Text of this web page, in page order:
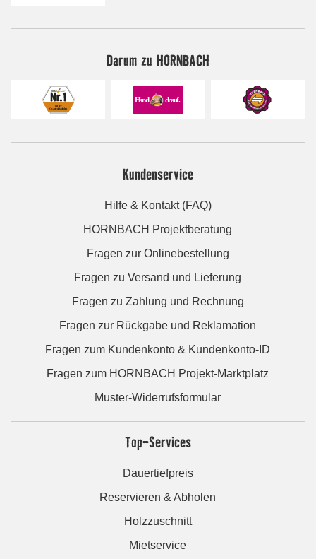
Darum zu HORNBACH
Kundenservice
Hilfe & Kontakt (FAQ)
HORNBACH Projektberatung
Fragen zur Onlinebestellung
Fragen zu Versand und Lieferung
Fragen zu Zahlung und Rechnung
Fragen zur Rückgabe und Reklamation
Fragen zum Kundenkonto & Kundenkonto-ID
Fragen zum HORNBACH Projekt-Marktplatz
Muster-Widerrufsformular
Top-Services
Dauertiefpreis
Reservieren & Abholen
Holzzuschnitt
Mietservice